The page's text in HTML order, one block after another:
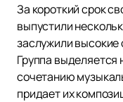
За короткий срок
выпустили
заслужили высокие
Группа
сочетанию
придает их